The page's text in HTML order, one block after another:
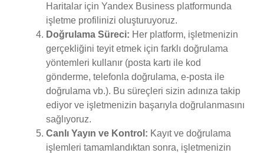
Haritalar için Yandex Business platformunda
işletme profilinizi oluşturuyoruz.
Doğrulama Süreci: Her platform, işletmenizin
gerçekliğini teyit etmek için farklı doğrulama
yöntemleri kullanır (posta kartı ile kod
gönderme, telefonla doğrulama, e-posta ile
doğrulama vb.). Bu süreçleri sizin adınıza takip
ediyor ve işletmenizin başarıyla doğrulanmasını
sağlıyoruz.
Canlı Yayın ve Kontrol: Kayıt ve doğrulama
işlemleri tamamlandıktan sonra, işletmenizin